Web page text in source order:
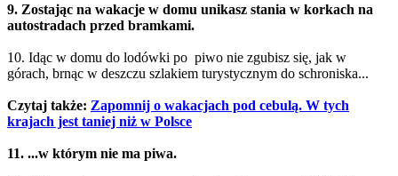
9. Zostając na wakacje w domu unikasz stania w korkach na
autostradach przed bramkami.
10. Idąc w domu do lodówki po piwo nie zgubisz się, jak w
górach, brnąc w deszczu szlakiem turystycznym do schroniska...
Czytaj także: Zapomnij o wakacjach pod cebulą. W tych
krajach jest taniej niż w Polsce
11. ...w którym nie ma piwa.